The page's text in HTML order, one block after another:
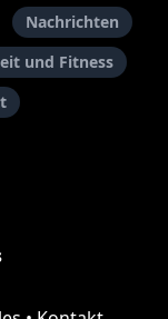
Nachrichten
und Fitness